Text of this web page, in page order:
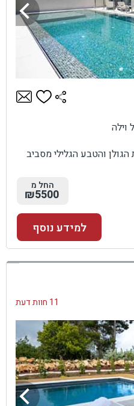
והטבע הגלילי מסביב
החל מ
₪5500
למידע נוסף
11 חוות דעת